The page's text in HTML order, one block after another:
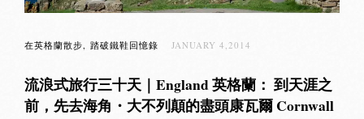
在英格蘭散步 踏破鐵鞋回憶錄 JANUARY 4,2014
流浪式旅行三十天｜England 英格蘭： 到天涯之
前，先去海角・大不列顛的盡頭康瓦爾 Cornwall